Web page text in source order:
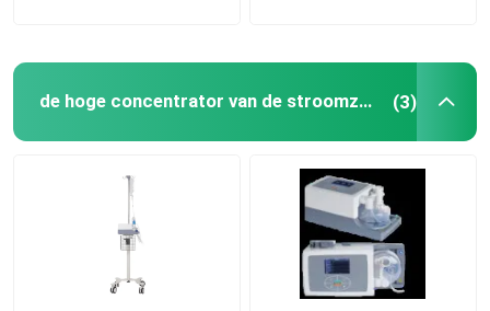
de hoge concentrator van de stroomzuurstof (3)